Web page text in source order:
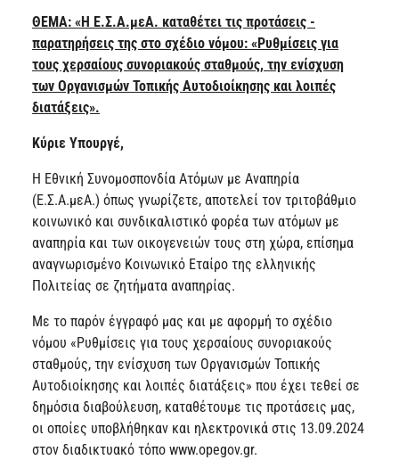
ΘΕΜΑ: «Η Ε.Σ.Α.μεΑ. καταθέτει τις προτάσεις -
παρατηρήσεις της στο σχέδιο νόμου: «Ρυθμίσεις για
τους χερσαίους συνοριακούς σταθμούς, την ενίσχυση
των Οργανισμών Τοπικής Αυτοδιοίκησης και λοιπές
διατάξεις».
Κύριε Υπουργέ,
Η Εθνική Συνομοσπονδία Ατόμων με Αναπηρία
(Ε.Σ.Α.μεΑ.) όπως γνωρίζετε, αποτελεί τον τριτοβάθμιο
κοινωνικό και συνδικαλιστικό φορέα των ατόμων με
αναπηρία και των οικογενειών τους στη χώρα, επίσημα
αναγνωρισμένο Κοινωνικό Εταίρο της ελληνικής
Πολιτείας σε ζητήματα αναπηρίας.
Με το παρόν έγγραφό μας και με αφορμή το σχέδιο
νόμου «Ρυθμίσεις για τους χερσαίους συνοριακούς
σταθμούς, την ενίσχυση των Οργανισμών Τοπικής
Αυτοδιοίκησης και λοιπές διατάξεις» που έχει τεθεί σε
δημόσια διαβούλευση, καταθέτουμε τις προτάσεις μας,
οι οποίες υποβλήθηκαν και ηλεκτρονικά στις 13.09.2024
στον διαδικτυακό τόπο www.opegov.gr.